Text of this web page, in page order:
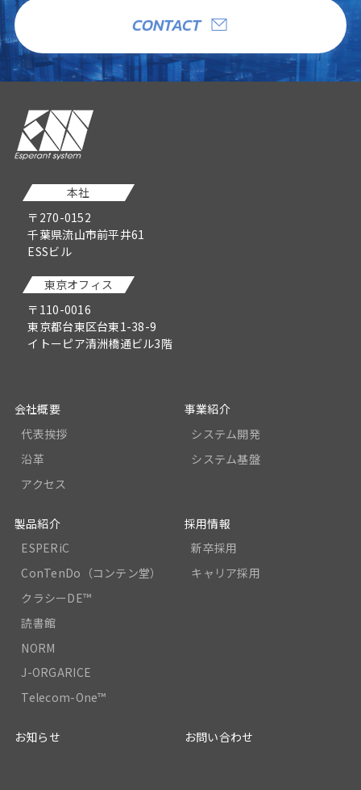
CONTACT
本社
〒270-0152
千葉県流山市前平井61
ESSビル
東京オフィス
〒110-0016
東京都台東区台東1-38-9
イトーピア清洲橋通ビル3階
会社概要
代表挨拶
沿革
アクセス
事業紹介
システム開発
システム基盤
製品紹介
ESPERiC
ConTenDo（コンテン堂）
クラシーDE™
読書館
NORM
J-ORGARICE
Telecom-One™
採用情報
新卒採用
キャリア採用
お知らせ お問い合わせ